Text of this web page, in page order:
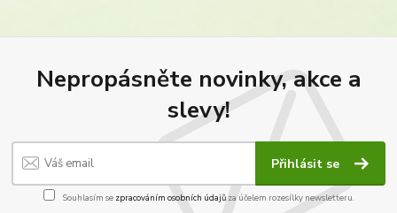
Nepropásněte novinky, akce a
slevy!
Přihlásit se
Souhlasím se zpracováním osobních údajůza účelem rozesílky newsletteru.